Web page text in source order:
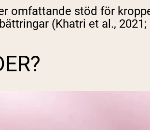
omfattande stöd för
(Khatri et al., 2021;